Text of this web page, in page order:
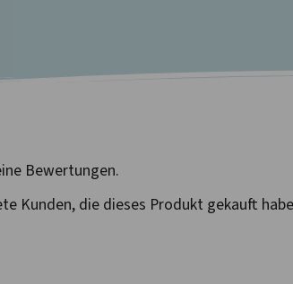
Bewertungen.
Kunden, die dieses Produkt gekauft